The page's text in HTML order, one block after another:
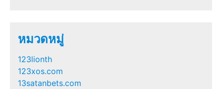
หมวดหมู่
123lionth
123xos.com
13satanbets.com